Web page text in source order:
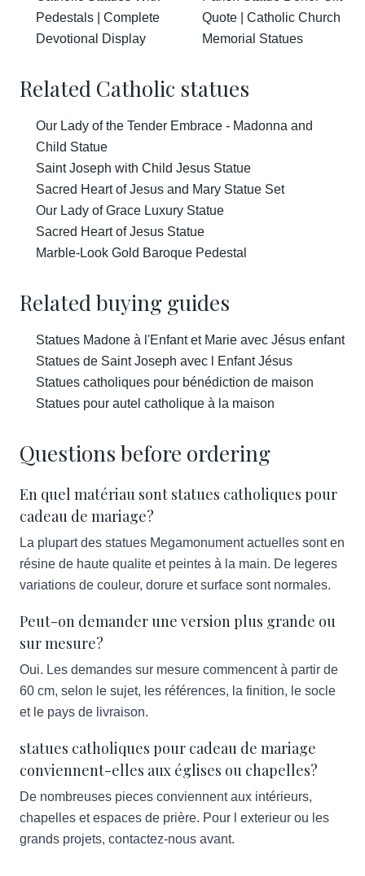
Pedestals | Complete
Devotional Display
Quote | Catholic Church
Memorial Statues
Related Catholic statues
Our Lady of the Tender Embrace - Madonna and
Child Statue
Saint Joseph with Child Jesus Statue
Sacred Heart of Jesus and Mary Statue Set
Our Lady of Grace Luxury Statue
Sacred Heart of Jesus Statue
Marble-Look Gold Baroque Pedestal
Related buying guides
Statues Madone à l'Enfant et Marie avec Jésus enfant
Statues de Saint Joseph avec l Enfant Jésus
Statues catholiques pour bénédiction de maison
Statues pour autel catholique à la maison
Questions before ordering
En quel matériau sont statues catholiques pour
cadeau de mariage?
La plupart des statues Megamonument actuelles sont en
résine de haute qualite et peintes à la main. De legeres
variations de couleur, dorure et surface sont normales.
Peut-on demander une version plus grande ou
sur mesure?
Oui. Les demandes sur mesure commencent à partir de
60 cm, selon le sujet, les références, la finition, le socle
et le pays de livraison.
statues catholiques pour cadeau de mariage
conviennent-elles aux églises ou chapelles?
De nombreuses pieces conviennent aux intérieurs,
chapelles et espaces de prière. Pour l exterieur ou les
grands projets, contactez-nous avant.